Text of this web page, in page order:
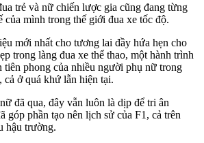
trẻ và nữ chiến lược gia cũng đang từng
mình trong thế giới đua xe tốc độ.
mới nhất cho tương lai đầy hứa hẹn cho
trong làng đua xe thể thao, một hành trình
tiên phong của nhiều người phụ nữ trong
ở quá khứ lẫn hiện tại.
đã qua, đây vẫn luôn là dịp để tri ân
góp phần tạo nên lịch sử của F1, cả trên
hậu trường.